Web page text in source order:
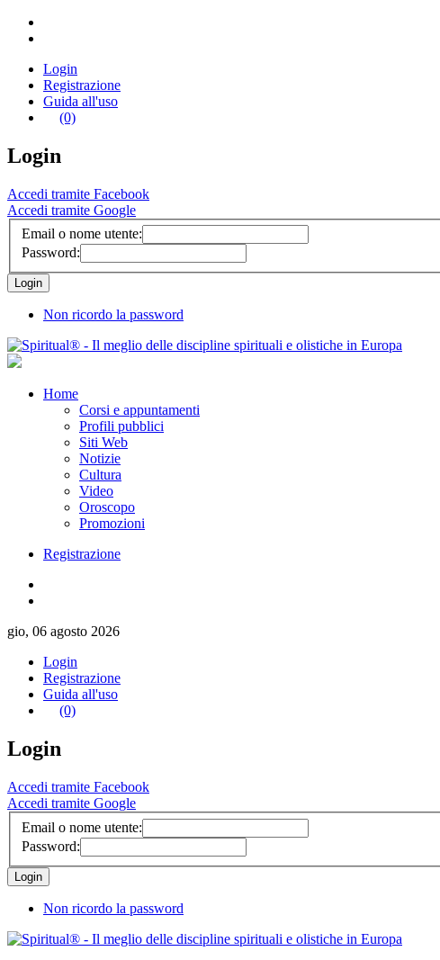
Login
Registrazione
Guida all'uso
(0)
Login
Accedi tramite Facebook
Accedi tramite Google
Email o nome utente:
Password:
Non ricordo la password
Home
Corsi e appuntamenti
Profili pubblici
Siti Web
Notizie
Cultura
Video
Oroscopo
Promozioni
Registrazione
gio, 06 agosto 2026
Login
Registrazione
Guida all'uso
(0)
Login
Accedi tramite Facebook
Accedi tramite Google
Email o nome utente:
Password:
Non ricordo la password